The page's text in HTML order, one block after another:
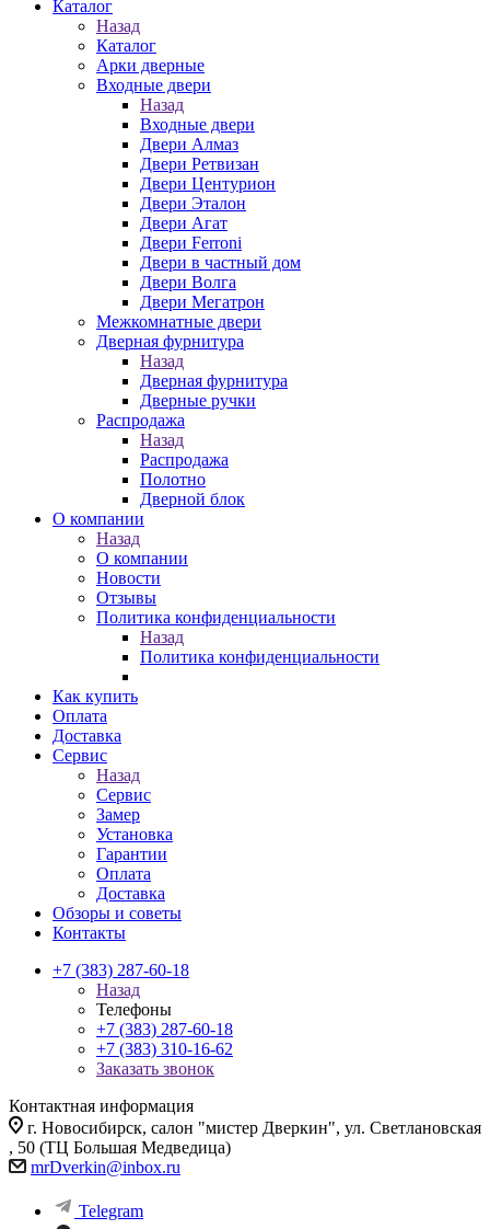
Каталог
Назад
Каталог
Арки дверные
Входные двери
Назад
Входные двери
Двери Алмаз
Двери Ретвизан
Двери Центурион
Двери Эталон
Двери Агат
Двери Ferroni
Двери в частный дом
Двери Волга
Двери Мегатрон
Межкомнатные двери
Дверная фурнитура
Назад
Дверная фурнитура
Дверные ручки
Распродажа
Назад
Распродажа
Полотно
Дверной блок
О компании
Назад
О компании
Новости
Отзывы
Политика конфиденциальности
Назад
Политика конфиденциальности
Как купить
Оплата
Доставка
Сервис
Назад
Сервис
Замер
Установка
Гарантии
Оплата
Доставка
Обзоры и советы
Контакты
+7 (383) 287-60-18
Назад
Телефоны
+7 (383) 287-60-18
+7 (383) 310-16-62
Заказать звонок
Контактная информация
г. Новосибирск, салон "мистер Дверкин", ул. Светлановская
, 50 (ТЦ Большая Медведица)
mrDverkin@inbox.ru
Telegram